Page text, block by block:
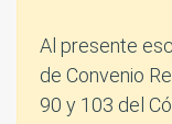
Al presente
de Convenio
90 y 103 del